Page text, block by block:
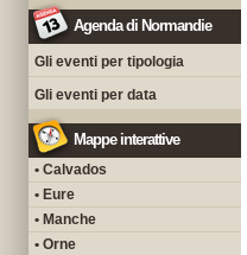
Agenda di Normandie
Gli eventi per tipologia
Gli eventi per data
Mappe interattive
• Calvados
• Eure
• Manche
• Orne